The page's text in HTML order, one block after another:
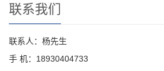
联系我们
联系人：杨先生
手 机：18930404733